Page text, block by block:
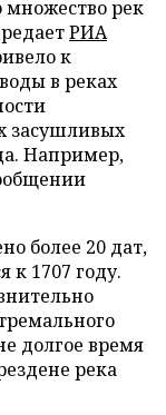
рек
РИА
к
в реках
засушливых
Например,
более 20 дат,
к 1707 году.
долгое время
река